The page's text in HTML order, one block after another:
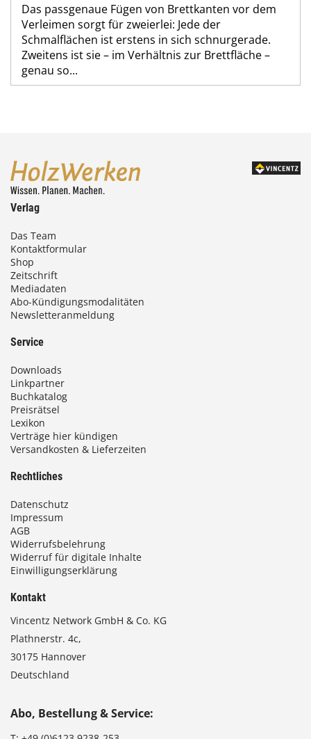
Das passgenaue Fügen von Brettkanten vor dem
Verleimen sorgt für zweierlei: Jede der
Schmalflächen ist erstens in sich schnurgerade.
Zweitens ist sie – im Verhältnis zur Brettfläche –
genau so...
Verlag
Das Team
Kontaktformular
Shop
Zeitschrift
Mediadaten
Abo-Kündigungsmodalitäten
Newsletteranmeldung
Service
Downloads
Linkpartner
Buchkatalog
Preisrätsel
Lexikon
Verträge hier kündigen
Versandkosten & Lieferzeiten
Rechtliches
Datenschutz
Impressum
AGB
Widerrufsbelehrung
Widerruf für digitale Inhalte
Einwilligungserklärung
Kontakt
Vincentz Network GmbH & Co. KG
Plathnerstr. 4c,
30175 Hannover
Deutschland
Abo, Bestellung & Service: